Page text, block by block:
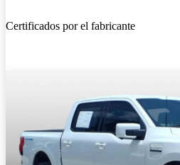
Certificados por el fabricante